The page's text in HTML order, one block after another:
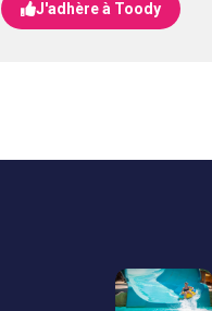
J'adhère à Toody